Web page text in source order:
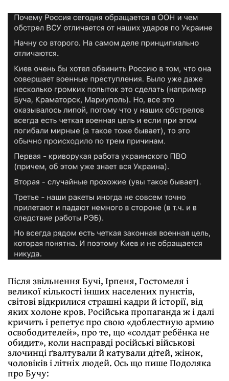
Після звільнення Бучі, Ірпеня, Гостомеля і
великої кількості інших населених пунктів,
світові відкрилися страшні кадри й історії, від
яких холоне кров. Російська пропаганда ж і далі
кричить і репетує про свою «доблестную армию
освободителей», про те, що «солдат ребёнка не
обидит», коли насправді російські військові
злочинці ґвалтували й катували дітей, жінок,
чоловіків і літніх людей. Ось що пише Подоляка
про Бучу: